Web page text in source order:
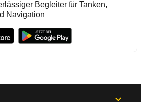
Begleiter für Tanken,
Navigation